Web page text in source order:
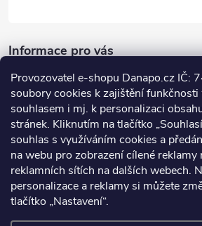
Provozovatel e-shopu Danapo.cz IČ:
soubory cookies k zajištění funkčnosti
souhlasem i mj. k personalizaci
stránek. Kliknutím na tlačítko
souhlas s využíváním cookies a
na webu pro zobrazení cílené
reklamních sítích na dalších webech.
personalizace a reklamy si můžete
tlačítko „Nastavení“.
Informace pro vás
Dotazník
Co upřednosťnujete?
Počet hlasů:437
Facebook